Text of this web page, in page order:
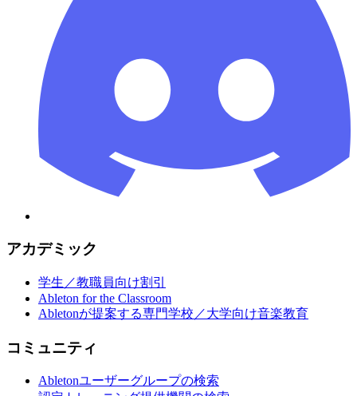
アカデミック
学生／教職員向け割引
Ableton for the Classroom
Abletonが提案する専門学校／大学向け音楽教育
コミュニティ
Abletonユーザーグループの検索